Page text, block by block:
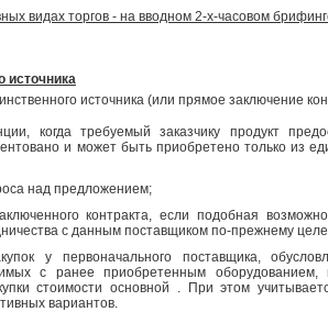
видах торгов - на вводном 2-х-часовом
источника
источника (или прямое заключение
когда требуемый заказчику продукт
и может быть приобретено только из
над предложением;
контракта, если подобная
с данным поставщиком по-прежнему
у первоначального поставщика,
с ранее приобретенным
стоимости основной . При этом
вариантов.